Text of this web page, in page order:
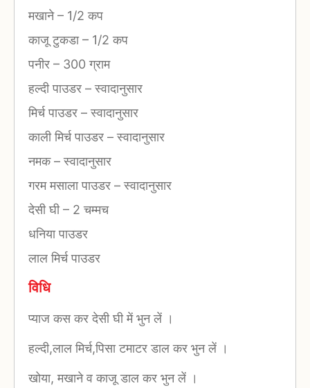
मखाने– 1/2 कप
काजू टुकडा– 1/2 कप
पनीर – 300 ग्राम
हल्दी पाउडर –स्वादानुसार
मिर्च पाउडर –स्वादानुसार
काली मिर्च पाउडर –स्वादानुसार
नमक–स्वादानुसार
गरम मसाला पाउडर –स्वादानुसार
देसी घी– 2 चम्मच
धनिया पाउडर
लाल मिर्च पाउडर
विधि
प्याज कस कर देसी घी में भुन लें ।
हल्दी,लाल मिर्च,पिसा टमाटर डाल कर भुन लें ।
खोया, मखाने व काजू डाल कर भुन लें ।